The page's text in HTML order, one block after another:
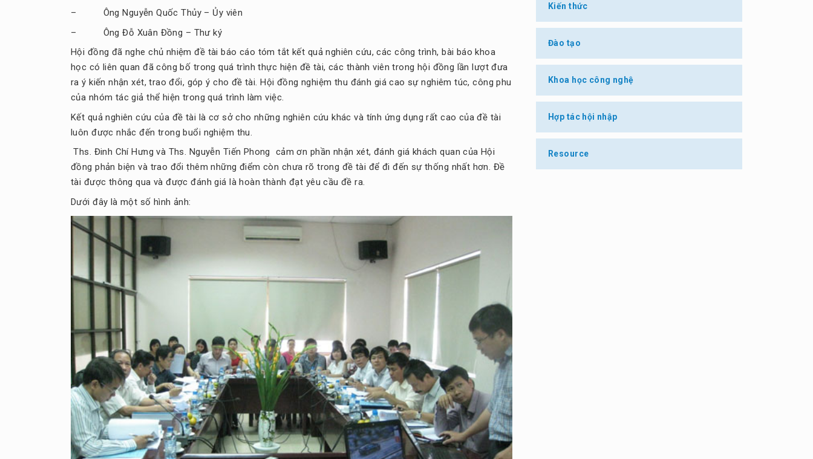
– Ông Nguyễn Quốc Thủy – Ủy viên
– Ông Đỗ Xuân Đồng – Thư ký
Hội đồng đã nghe chủ nhiệm đề tài báo cáo tóm tắt kết quả nghiên cứu, các công trình, bài báo khoa
học có liên quan đã công bố trong quá trình thực hiện đề tài, các thành viên trong hội đồng lần lượt đưa
ra ý kiến nhận xét, trao đổi, góp ý cho đề tài. Hội đồng nghiệm thu đánh giá cao sự nghiêm túc, công phu
của nhóm tác giả thể hiện trong quá trình làm việc.
Kết quả nghiên cứu của đề tài là cơ sở cho những nghiên cứu khác và tính ứng dụng rất cao của đề tài
luôn được nhắc đến trong buổi nghiệm thu.
Ths. Đinh Chí Hưng và Ths. Nguyễn Tiến Phong cảm ơn phần nhận xét, đánh giá khách quan của Hội
đồng phản biện và trao đổi thêm những điểm còn chưa rõ trong đề tài để đi đến sự thống nhất hơn. Đề
tài được thông qua và được đánh giá là hoàn thành đạt yêu cầu đề ra.
Dưới đây là một số hình ảnh:
Kiến thức
Đào tạo
Khoa học công nghệ
Hợp tác hội nhập
Resource